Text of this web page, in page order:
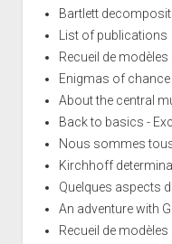
Bartlett
List of publications
Recueil de
Enigmas of chance
About the central
Back to basics -
Nous sommes
Kirchhoff
Quelques aspects
An adventure with
Recueil de